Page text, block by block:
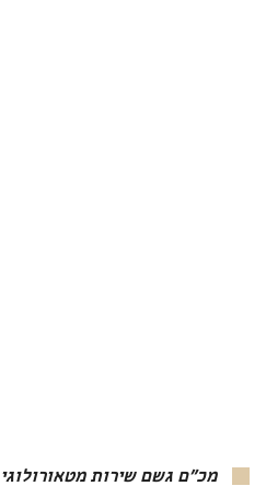
מכ"ם גשם שירות מטאורולוגי